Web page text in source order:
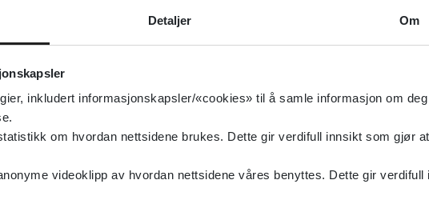
Detaljer Om
inkludert informasjonskapsler/«cookies» til å samle informasjon om
om hvordan nettsidene brukes. Dette gir verdifull innsikt som gjør
videoklipp av hvordan nettsidene våres benyttes. Dette gir verdifull
Effekt og sikkerhet av første- og annen generasjons
ved schizofreni hos voksne